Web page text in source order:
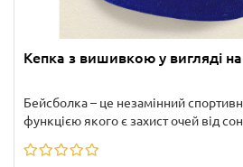
Кепка з вишивкою у вигляді
Бейсболка – це незамінний
функцією якого є захист очей від